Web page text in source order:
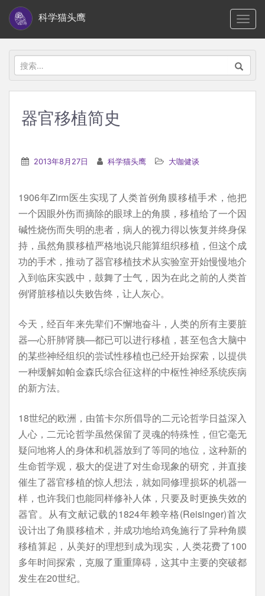
i
科学猫头鹰
搜
索：
器官移植简史
2013年8月27日 科学猫头鹰 大咖健谈
1906年Zirm医生实现了人类首例角膜移植手术，他把
一个因眼外伤而摘除的眼球上的角膜，移植给了一个因
碱性烧伤而失明的患者，病人的视力得以恢复并终身保
持，虽然角膜移植严格地说只能算组织移植，但这个成
功的手术，推动了器官移植技术从实验室开始慢慢地介
入到临床实践中，鼓舞了士气，因为在此之前的人类首
例肾脏移植以失败告终，让人灰心。
今天，经百年来先辈们不懈地奋斗，人类的所有主要脏
器—心肝肺肾胰—都已可以进行移植，甚至包含大脑中
的某些神经组织的尝试性移植也已经开始探索，以提供
一种缓解如帕金森氏综合征这样的中枢性神经系统疾病
的新方法。
18世纪的欧洲，由笛卡尔所倡导的二元论哲学日益深入
人心，二元论哲学虽然保留了灵魂的特殊性，但它毫无
疑问地将人的身体和机器放到了等同的地位，这种新的
生命哲学观，极大的促进了对生命现象的研究，并直接
催生了器官移植的惊人想法，就如同修理损坏的机器一
样，也许我们也能同样修补人体，只要及时更换失效的
器官。从有文献记载的1824年赖辛格(Reisinger)首次
设计出了角膜移植术，并成功地给鸡兔施行了异种角膜
移植算起，从美好的理想到成为现实，人类花费了100
多年时间探索，克服了重重障碍，这其中主要的突破都
发生在20世纪。